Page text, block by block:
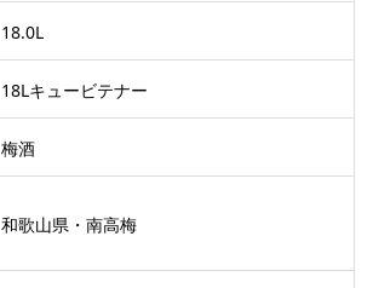
18.0L
18Lキュービテナー
梅酒
和歌山県・南高梅